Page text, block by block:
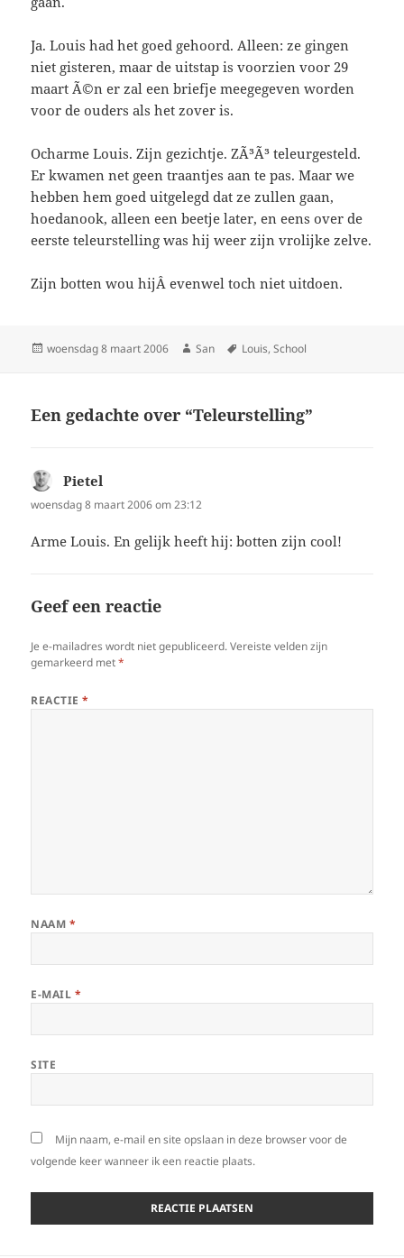
Ja. Louis had het goed gehoord. Alleen: ze gingen
niet gisteren, maar de uitstap is voorzien voor 29
maart Ã©n er zal een briefje meegegeven worden
voor de ouders als het zover is.
Ocharme Louis. Zijn gezichtje. ZÃ³Ã³ teleurgesteld.
Er kwamen net geen traantjes aan te pas. Maar we
hebben hem goed uitgelegd dat ze zullen gaan,
hoedanook, alleen een beetje later, en eens over de
eerste teleurstelling was hij weer zijn vrolijke zelve.
Zijn botten wou hijÂ evenwel toch niet uitdoen.
Geplaatst
woensdag 8 maart 2006 Auteur
San Tags
Louis,School
Een gedachte over “Teleurstelling”
Pietel
woensdag 8 maart 2006 om 23:12
Arme Louis. En gelijk heeft hij: botten zijn cool!
Geef een reactie
Je e-mailadres wordt niet gepubliceerd. Vereiste velden zijn
gemarkeerd met*
REACTIE*
NAAM *
E-MAIL *
SITE
Mijn naam, e-mail en site opslaan in deze browser voor de
volgende keer wanneer ik een reactie plaats.